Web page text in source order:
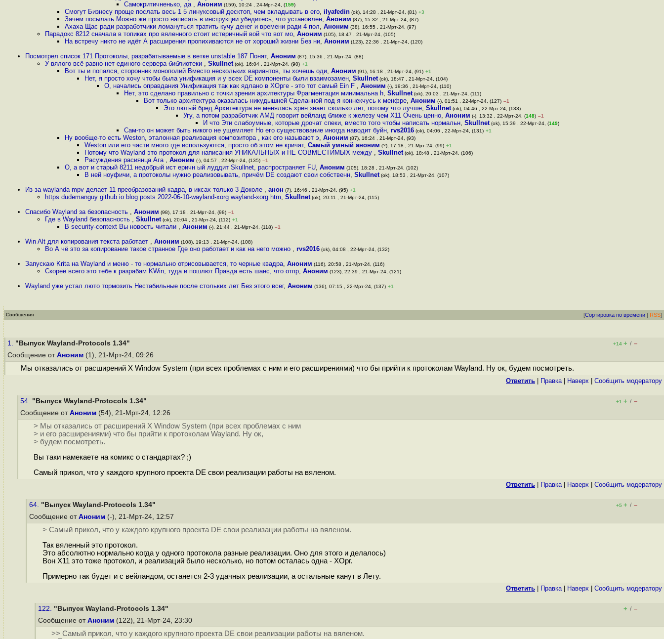
Самокритичненько, да , Аноним (159), 10:24 , 24-Мрт-24, (159)
Смогут Бизнесу проще послать весь 1 5 линуксовый десктоп, чем вкладывать в его, ilyafedin (ok), 14:28 , 21-Мрт-24, (81) +3
Зачем посылать Можно же просто написать в инструкции убедитесь, что установлен, Аноним (87), 15:32 , 21-Мрт-24, (87)
Ахаха Щас ради разработчики ломануться тратить кучу денег и времени ради 4 пол, Аноним (38), 16:55 , 21-Мрт-24, (97)
Парадокс 8212 сначала в топиках про вяленного стоит истеричный вой что вот мо, Аноним (105), 18:47 , 21-Мрт-24, (105)
На встречу никто не идёт А расширения пропихиваются не от хороший жизни Без ни, Аноним (123), 22:36 , 21-Мрт-24, (120)
Посмотрел список 171 Протоколы, разрабатываемые в ветке unstable 187 Понят, Аноним (87), 15:36 , 21-Мрт-24, (88)
У вялого всё равно нет единого сервера библиотеки , Skullnet (ok), 16:04 , 21-Мрт-24, (90) +1
Вот ты и попался, сторонник монополий Вместо нескольких вариантов, ты хочешь оди, Аноним (91), 16:18 , 21-Мрт-24, (91) +1
Нет, я просто хочу чтобы была унификация и у всех DE компоненты были взаимозамен, Skullnet (ok), 18:47 , 21-Мрт-24, (104)
О, начались оправдания Унификация так как ядлано в ХОрге - это тот самый Ein F , Аноним (-), 19:36 , 21-Мрт-24, (110)
Нет, это сделано правильно с точки зрения архитектуры Фрагментация минимальна h, Skullnet (ok), 20:03 , 21-Мрт-24, (111)
Вот только архитектура оказалась никудышней Сделанной под я коннекчусь к менфре, Аноним (-), 01:51 , 22-Мрт-24, (127) –1
Это лютый бред Архитектура не менялась хрен знает сколько лет, потому что лучше, Skullnet (ok), 04:46 , 22-Мрт-24, (133)
Угу, а потом разработчик АМД говорит вейланд ближе к железу чем Х11 Очень ценно, Аноним (-), 13:32 , 22-Мрт-24, (148) –1
И что Эти слабоумные, которые дрочат спеки, вместо того чтобы написать нормальн, Skullnet (ok), 15:39 , 22-Мрт-24, (149)
Сам-то он может быть никого не ущемляет Но его существование иногда наводит буйн, rvs2016 (ok), 04:06 , 22-Мрт-24, (131) +1
Ну вообще-то есть Weston, эталонная реализация композитора , как его называют э, Аноним (87), 16:24 , 21-Мрт-24, (93)
Weston или его части много где используются, просто об этом не кричат, Самый умный аноним (?), 17:18 , 21-Мрт-24, (99) +1
Потому что Wayland это протокол для написания УНИКАЛЬНЫХ и НЕ СОВМЕСТИМЫХ между , Skullnet (ok), 18:48 , 21-Мрт-24, (106)
Расуждения расиянца Ага , Аноним (-), 04:57 , 22-Мрт-24, (135) –1
О, а вот и старый 8211 недобрый ист еричн ый луддит Skullnet, распространяет FU, Аноним (105), 18:28 , 21-Мрт-24, (102)
В ней ноуфичи, а протоколы нужно реализовывать, причём DE создают свои собственн, Skullnet (ok), 18:53 , 21-Мрт-24, (107)
Из-за waylanda mpv делает 11 преобразований кадра, в иксах только 3 Доколе , анон (?), 16:46 , 21-Мрт-24, (95) +1
https dudemanguy github io blog posts 2022-06-10-wayland-xorg wayland-xorg htm, Skullnet (ok), 20:11 , 21-Мрт-24, (115)
Спасибо Wayland за безопасность , Аноним (98), 17:18 , 21-Мрт-24, (98) –1
Где в Wayland безопасность , Skullnet (ok), 20:04 , 21-Мрт-24, (112) +1
В security-context Вы новость читали , Аноним (-), 21:44 , 21-Мрт-24, (118) –1
Win Alt для копирования текста работает , Аноним (108), 19:13 , 21-Мрт-24, (108)
Во А чё это за копирование такое странное Где оно работает и как на него можно , rvs2016 (ok), 04:08 , 22-Мрт-24, (132)
Запускаю Krita на Wayland и меню - то нормально отрисовывается, то черные квадра, Аноним (116), 20:58 , 21-Мрт-24, (116)
Скорее всего это тебе к разрабам KWin, туда и пошлют Правда есть шанс, что отпр, Аноним (123), 22:39 , 21-Мрт-24, (121)
Wayland уже устал люто тормозить Нестабильные после стольких лет Без этого всег, Аноним (136), 07:15 , 22-Мрт-24, (137) +1
Сообщения [Сортировка по времени | RSS]
1. "Выпуск Wayland-Protocols 1.34" +14 + / –
Сообщение от Аноним (1), 21-Мрт-24, 09:26
Мы отказались от расширений X Window System (при всех проблемах с ним и его расширениями) что бы прийти к протоколам Wayland. Ну ок, будем посмотреть.
Ответить Правка| Наверх Cообщить модератору
54. "Выпуск Wayland-Protocols 1.34" +1 + / –
Сообщение от Аноним (54), 21-Мрт-24, 12:26
> Мы отказались от расширений X Window System (при всех проблемах с ним
> и его расширениями) что бы прийти к протоколам Wayland. Ну ок,
> будем посмотреть.
Вы таки намекаете на комикс о стандартах? ;)
Самый прикол, что у каждого крупного проекта DE свои реализации работы на вяленом.
Ответить Правка| Наверх Cообщить модератору
64. "Выпуск Wayland-Protocols 1.34" +5 + / –
Сообщение от Аноним (-), 21-Мрт-24, 12:57
> Самый прикол, что у каждого крупного проекта DE свои реализации работы на вяленом.
Так вяленный это протокол.
Это абсолютно нормально когда у одного протокола разные реализации. Оно для этого и делалось)
Вон Х11 это тоже протокол, и реализаций было несколько, но потом осталась одна - ХОрг.
Примерно так будет и с вейландом, останется 2-3 удачных реализации, а остальные канут в Лету.
Ответить Правка| Наверх Cообщить модератору
122. "Выпуск Wayland-Protocols 1.34" + / –
Сообщение от Аноним (122), 21-Мрт-24, 23:30
>> Самый прикол, что у каждого крупного проекта DE свои реализации работы на вяленом.